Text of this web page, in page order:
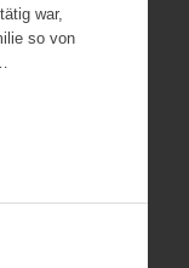
war,
so von